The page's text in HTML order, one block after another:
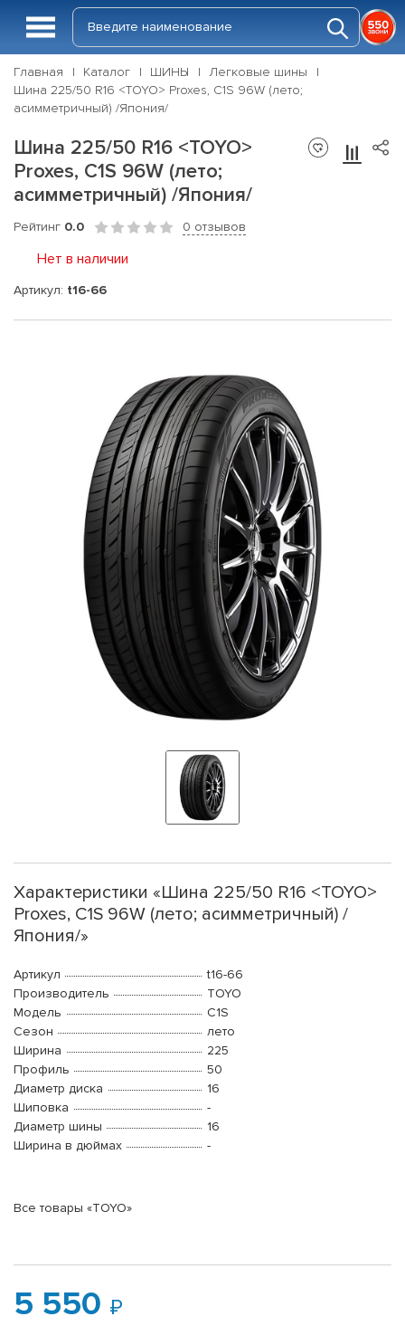
Главная Каталог ШИНЫ
Легковые шины
Шина 225/50 R16 <TOYO> Proxes, C1S 96W (лето;
асимметричный) /Япония/
Шина 225/50 R16 <TOYO>
Proxes, C1S 96W (лето;
асимметричный) /Япония/
Рейтинг 0.0 0 отзывов
Нет в наличии
Артикул: t16-66
Характеристики «Шина 225/50 R16 <TOYO>
Proxes, C1S 96W (лето; асимметричный) /
Япония/»
Артикул
t16-66
Производитель
TOYO
Модель
C1S
Сезон
лето
Ширина
225
Профиль
50
Диаметр диска
16
Шиповка
-
Диаметр шины
16
Ширина в дюймах
-
Все товары «TOYO»
5 550